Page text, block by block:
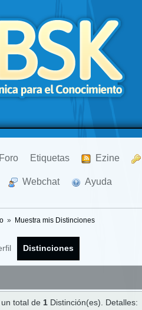
Etiquetas Ezine
Webchat Ayuda
» Muestra mis Distinciones
Distinciones
total de 1 Distinción(es). Detalles: